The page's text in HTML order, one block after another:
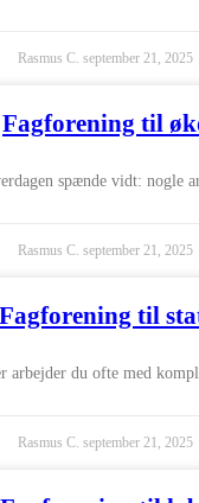
Rasmus C. september 21, 2025
Fagforening til
spænde vidt: nogle
Rasmus C. september 21, 2025
Fagforening til
du ofte med
Rasmus C. september 21, 2025